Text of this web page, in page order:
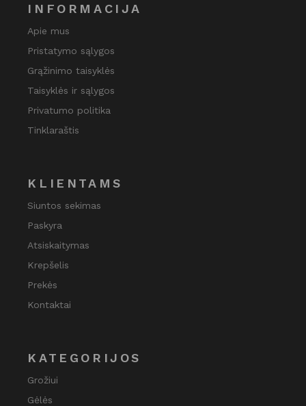
INFORMACIJA
Apie mus
Pristatymo sąlygos
Grąžinimo taisyklės
Taisyklės ir sąlygos
Privatumo politika
Tinklaraštis
KLIENTAMS
Siuntos sekimas
Paskyra
Atsiskaitymas
Krepšelis
Prekės
Kontaktai
KATEGORIJOS
Grožiui
Gėlės